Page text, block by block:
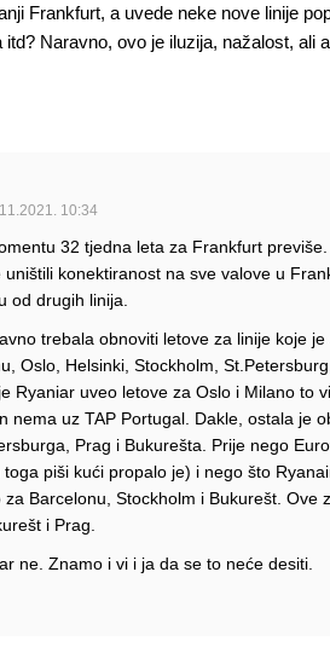
Frankfurt, a uvede neke nove linije
Naravno, ovo je iluzija, nažalost, ali
10:34
32 tjedna leta za Frankfurt
konektiranost na sve valove u
od drugih linija.
trebala obnoviti letove za linije koje je
Oslo, Helsinki, Stockholm,
Ryaniar uveo letove za Oslo i Milano to
nema uz TAP Portugal. Dakle, ostala je
Prag i Bukurešta. Prije nego
piši kući propalo je) i nego što
Barcelonu, Stockholm i Bukurešt. Ove
i Prag.
ne. Znamo i vi i ja da se to neće desiti.